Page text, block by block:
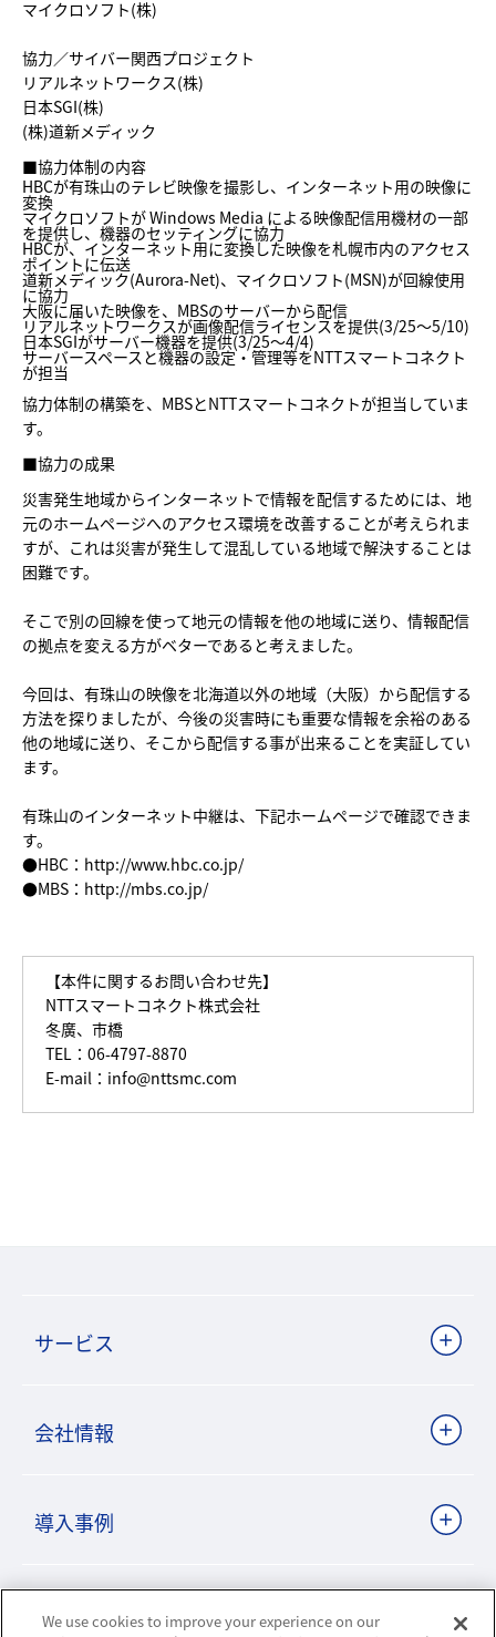
マイクロソフト(株)
協力／サイバー関西プロジェクト
リアルネットワークス(株)
日本SGI(株)
(株)道新メディック
■協力体制の内容
HBCが有珠山のテレビ映像を撮影し、インターネット用の映像に
変換
マイクロソフトが Windows Media による映像配信用機材の一部
を提供し、機器のセッティングに協力
HBCが、インターネット用に変換した映像を札幌市内のアクセス
ポイントに伝送
道新メディック(Aurora-Net)、マイクロソフト(MSN)が回線使用
に協力
大阪に届いた映像を、MBSのサーバーから配信
リアルネットワークスが画像配信ライセンスを提供(3/25～5/10)
日本SGIがサーバー機器を提供(3/25～4/4)
サーバースペースと機器の設定・管理等をNTTスマートコネクト
が担当
協力体制の構築を、MBSとNTTスマートコネクトが担当していま
す。
■協力の成果
災害発生地域からインターネットで情報を配信するためには、地
元のホームページへのアクセス環境を改善することが考えられま
すが、これは災害が発生して混乱している地域で解決することは
困難です。
そこで別の回線を使って地元の情報を他の地域に送り、情報配信
の拠点を変える方がベターであると考えました。
今回は、有珠山の映像を北海道以外の地域（大阪）から配信する
方法を探りましたが、今後の災害時にも重要な情報を余裕のある
他の地域に送り、そこから配信する事が出来ることを実証してい
ます。
有珠山のインターネット中継は、下記ホームページで確認できま
す。
●HBC： http://www.hbc.co.jp/
●MBS： http://mbs.co.jp/
【本件に関するお問い合わせ先】
NTTスマートコネクト株式会社
冬廣、市橋
TEL：06-4797-8870
E-mail： info@nttsmc.com
サービス
会社情報
導入事例
ビジネスパートナーサイト
We use cookies to improve your experience on our